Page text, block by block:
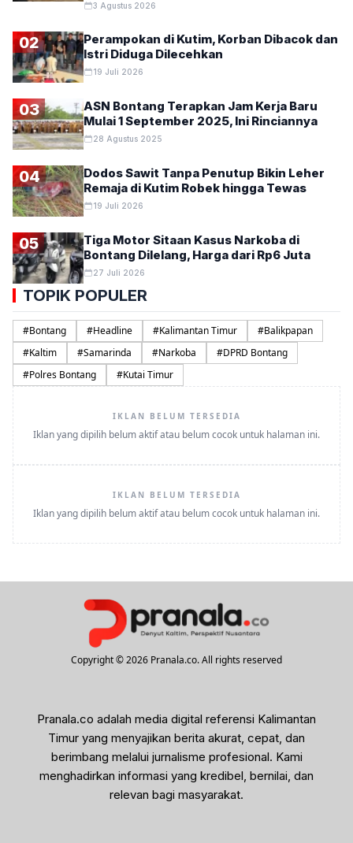
3 Agustus 2026
02
Perampokan di Kutim, Korban Dibacok dan
Istri Diduga Dilecehkan
19 Juli 2026
03
ASN Bontang Terapkan Jam Kerja Baru
Mulai 1 September 2025, Ini Rinciannya
28 Agustus 2025
04
Dodos Sawit Tanpa Penutup Bikin Leher
Remaja di Kutim Robek hingga Tewas
19 Juli 2026
05
Tiga Motor Sitaan Kasus Narkoba di
Bontang Dilelang, Harga dari Rp6 Juta
27 Juli 2026
TOPIK POPULER
#Bontang #Headline #Kalimantan Timur #Balikpapan
#Kaltim #Samarinda #Narkoba #DPRD Bontang
#Polres Bontang #Kutai Timur
IKLAN BELUM TERSEDIA
Iklan yang dipilih belum aktif atau belum cocok untuk halaman ini.
IKLAN BELUM TERSEDIA
Iklan yang dipilih belum aktif atau belum cocok untuk halaman ini.
Copyright © 2026 Pranala.co. All rights reserved
Pranala.co adalah media digital referensi Kalimantan
Timur yang menyajikan berita akurat, cepat, dan
berimbang melalui jurnalisme profesional. Kami
menghadirkan informasi yang kredibel, bernilai, dan
relevan bagi masyarakat.